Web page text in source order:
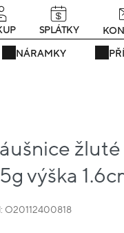
8h : 17m : 35s
NÁRAMKY
SPLÁTKY
výška
O20112400818